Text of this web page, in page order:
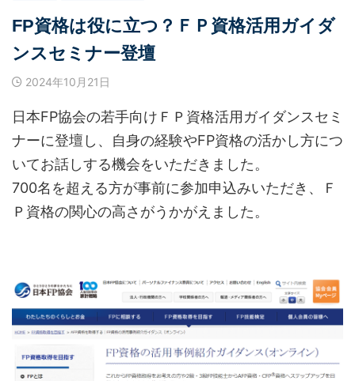
FP資格は役に立つ？ＦＰ資格活用ガイダ
ンスセミナー登壇
2024年10月21日
日本FP協会の若手向けＦＰ資格活用ガイダンスセミ
ナーに登壇し、自身の経験やFP資格の活かし方につ
いてお話しする機会をいただきました。
700名を超える方が事前に参加申込みいただき、Ｆ
Ｐ資格の関心の高さがうかがえました。